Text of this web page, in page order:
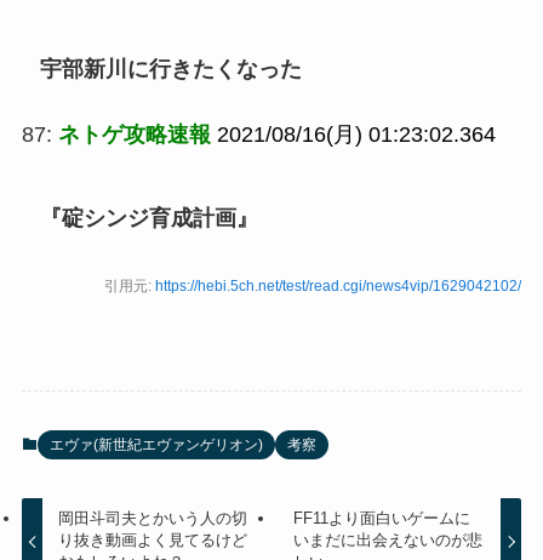
宇部新川に行きたくなった
87: ネトゲ攻略速報 2021/08/16(月) 01:23:02.364
『碇シンジ育成計画』
引用元: https://hebi.5ch.net/test/read.cgi/news4vip/1629042102/
エヴァ(新世紀エヴァンゲリオン) 考察
岡田斗司夫とかいう人の切
り抜き動画よく見てるけど
FF11より面白いゲームに
いまだに出会えないのが悲